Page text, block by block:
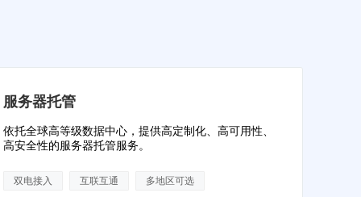
服务器托管
依托全球高等级数据中心，提供高定制化、高可用性、
高安全性的服务器托管服务。
双电接入 互联互通 多地区可选